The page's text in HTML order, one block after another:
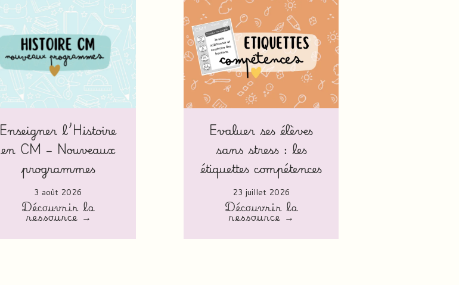
Enseigner l’Histoire
en CM – Nouveaux
programmes
3 août 2026
Découvrir la
ressource →
Evaluer ses élèves
sans stress : les
étiquettes compétences
23 juillet 2026
Découvrir la
ressource →